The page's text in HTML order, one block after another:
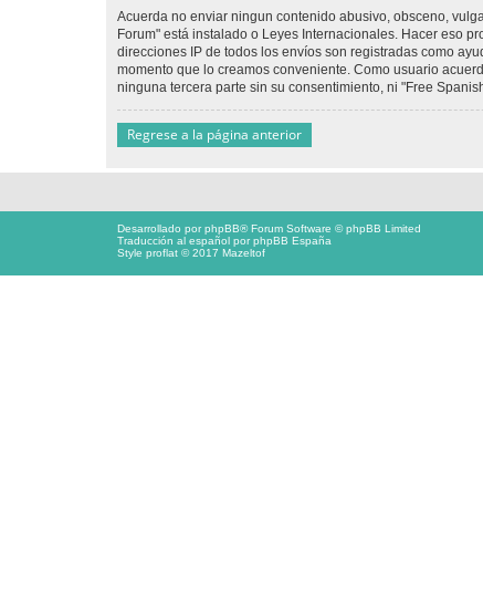
Acuerda no enviar ningun contenido abusivo, obsceno,
Forum" está instalado o Leyes Internacionales. Hacer eso
direcciones IP de todos los envíos son registradas como
momento que lo creamos conveniente. Como usuario
ninguna tercera parte sin su consentimiento, ni "Free
Regrese a la página anterior
Desarrollado porphpBB® Forum Software © phpBB Limited
Traducción al español porphpBB España
Style proflat © 2017 Mazeltof